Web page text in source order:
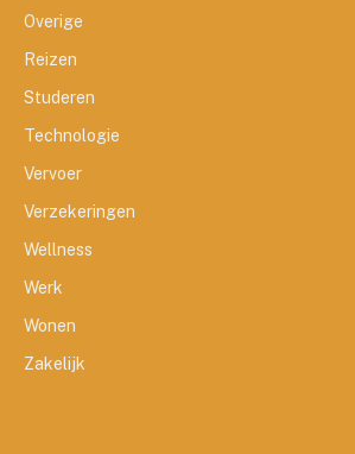
Overige
Reizen
Studeren
Technologie
Vervoer
Verzekeringen
Wellness
Werk
Wonen
Zakelijk